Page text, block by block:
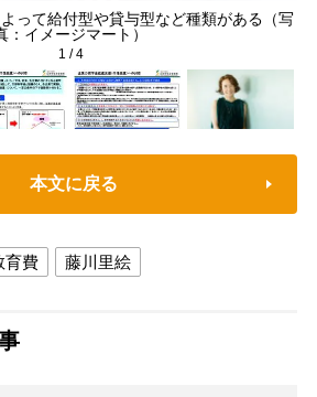
って給付型や貸与型など種類がある（写
：イメージマート）
1 /4
本文に戻る
育費 藤川里絵